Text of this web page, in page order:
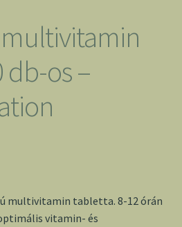
db-os –
multivitamin tabletta. 8-12 órán
vitamin- és